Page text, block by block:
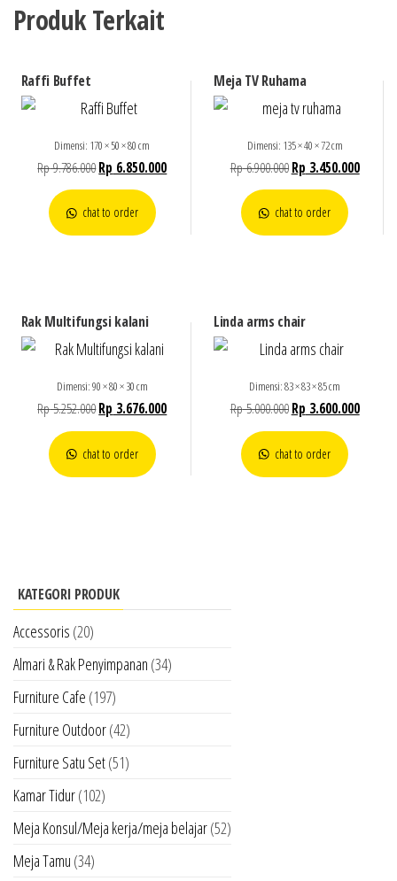
Produk Terkait
Raffi Buffet
Dimensi: 170 × 50 × 80 cm
Rp9.786.000Rp 6.850.000
chat to order
Meja TV Ruhama
Dimensi: 135 × 40 × 72 cm
Rp6.900.000 Rp 3.450.000
chat to order
Rak Multifungsi kalani
Dimensi: 90 × 80 × 30 cm
Rp5.252.000Rp 3.676.000
chat to order
Linda arms chair
Dimensi: 83 × 83 × 85 cm
Rp5.000.000 Rp 3.600.000
chat to order
KATEGORI PRODUK
Accessoris (20)
Almari & Rak Penyimpanan (34)
Furniture Cafe (197)
Furniture Outdoor(42)
Furniture Satu Set(51)
Kamar Tidur(102)
Meja Konsul/Meja kerja/meja belajar(52)
Meja Tamu (34)